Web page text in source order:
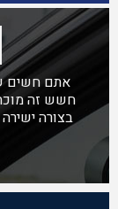
אתם חשים
חשש זה
בצורה